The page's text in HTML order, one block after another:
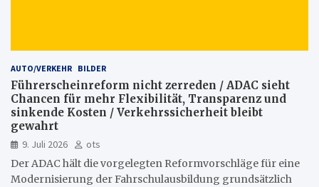
AUTO/VERKEHR BILDER
Führerscheinreform nicht zerreden / ADAC sieht
Chancen für mehr Flexibilität, Transparenz und
sinkende Kosten / Verkehrssicherheit bleibt
gewahrt
9. Juli 2026
ots
Der ADAC hält die vorgelegten Reformvorschläge für eine
Modernisierung der Fahrschulausbildung grundsätzlich